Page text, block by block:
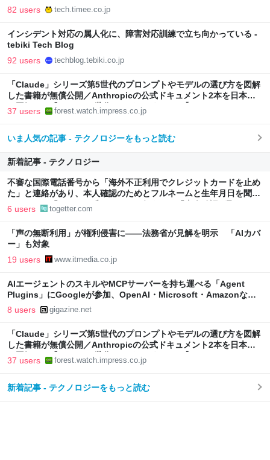
82 users tech.timee.co.jp
インシデント対応の属人化に、障害対応訓練で立ち向かっている -
tebiki Tech Blog
92 users techblog.tebiki.co.jp
「Claude」シリーズ第5世代のプロンプトやモデルの選び方を図解
した書籍が無償公開／Anthropicの公式ドキュメント2本を日本語
で図解した『Claude 5世代 マスターガイド』【Book Watch/ニュ
37 users forest.watch.impress.co.jp
いま人気の記事 - テクノロジーをもっと読む
新着記事 - テクノロジー
不審な国際電話番号から「海外不正利用でクレジットカードを止め
た」と連絡があり、本人確認のためとフルネームと生年月日を聞か
れたので、「ひろゆき氏」のものを伝えると「本人確認が取れまし
6 users togetter.com
「声の無断利用」が権利侵害に――法務省が見解を明示 「AIカバ
ー」も対象
19 users www.itmedia.co.jp
AIエージェントのスキルやMCPサーバーを持ち運べる「Agent
Plugins」にGoogleが参加、OpenAI・Microsoft・Amazonなど
と共同推進
8 users gigazine.net
「Claude」シリーズ第5世代のプロンプトやモデルの選び方を図解
した書籍が無償公開／Anthropicの公式ドキュメント2本を日本語
で図解した『Claude 5世代 マスターガイド』【Book Watch/ニュ
37 users forest.watch.impress.co.jp
新着記事 - テクノロジーをもっと読む